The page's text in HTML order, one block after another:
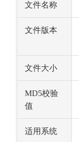
文件名称
文件版本
文件大小
MD5校验
值
适用系统